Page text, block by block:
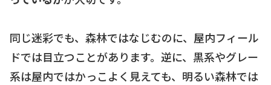
同じ迷彩でも、森林ではなじむのに、屋内フィール
ドでは目立つことがあります。逆に、黒系やグレー
系は屋内ではかっこよく見えても、明るい森林では